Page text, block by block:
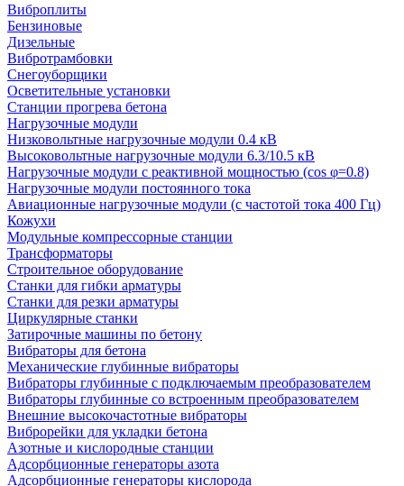
Виброплиты
Бензиновые
Дизельные
Вибротрамбовки
Снегоуборщики
Осветительные установки
Станции прогрева бетона
Нагрузочные модули
Низковольтные нагрузочные модули 0.4 кВ
Высоковольтные нагрузочные модули 6.3/10.5 кВ
Нагрузочные модули с реактивной мощностью (cos φ=0.8)
Нагрузочные модули постоянного тока
Авиационные нагрузочные модули (с частотой тока 400 Гц)
Кожухи
Модульные компрессорные станции
Трансформаторы
Строительное оборудование
Станки для гибки арматуры
Станки для резки арматуры
Циркулярные станки
Затирочные машины по бетону
Вибраторы для бетона
Механические глубинные вибраторы
Вибраторы глубинные с подключаемым преобразователем
Вибраторы глубинные со встроенным преобразователем
Внешние высокочастотные вибраторы
Виброрейки для укладки бетона
Азотные и кислородные станции
Адсорбционные генераторы азота
Адсорбционные генераторы кислорода